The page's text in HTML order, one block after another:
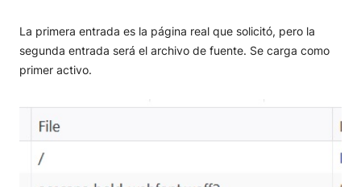
La primera entrada es la página real que solicitó, pero la
segunda entrada será el archivo de fuente. Se carga como
primer activo.